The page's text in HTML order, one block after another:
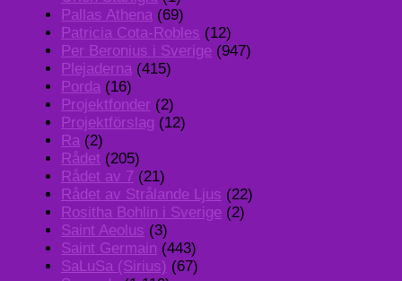
Pallas Athena (69)
Patricia Cota-Robles (12)
Per Beronius i Sverige (947)
Plejaderna (415)
Porda (16)
Projektfonder (2)
Projektförslag (12)
Ra (2)
Rådet (205)
Rådet av 7 (21)
Rådet av Strålande Ljus (22)
Rositha Bohlin i Sverige (2)
Saint Aeolus (3)
Saint Germain (443)
SaLuSa (Sirius) (67)